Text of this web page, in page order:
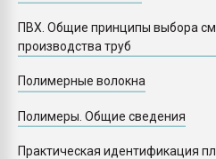
ПВХ. Общие принципы выбора
производства труб
Полимерные волокна
Полимеры. Общие сведения
Практическая идентификация